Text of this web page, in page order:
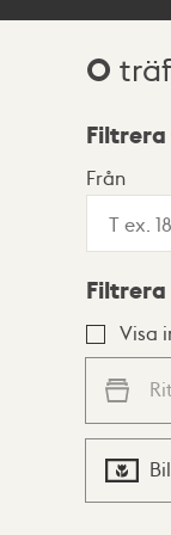
0
Lista
Från
Visa